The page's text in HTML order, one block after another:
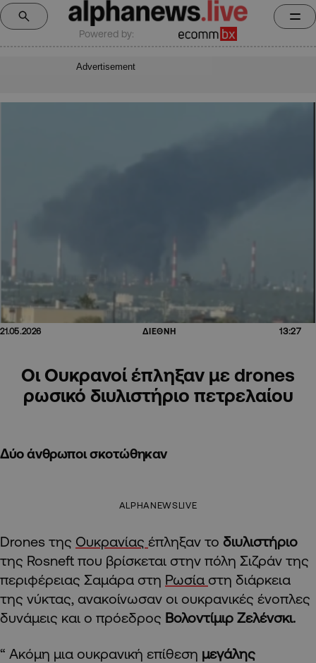
Powered by:
Advertisement
21.05.2026 ΔΙΕΘΝΗ 13:27
Οι Ουκρανοί έπληξαν με drones
ρωσικό διυλιστήριο πετρελαίου
Δύο άνθρωποι σκοτώθηκαν
ALPHANEWSLIVE
Drones της Ουκρανίας έπληξαν το διυλιστήριο
της Rosneft που βρίσκεται στην πόλη Σιζράν της
περιφέρειας Σαμάρα στη Ρωσία στη διάρκεια
της νύκτας, ανακοίνωσαν οι ουκρανικές ένοπλες
δυνάμεις και ο πρόεδρος Βολοντίμιρ Ζελένσκι.
“ Ακόμη μια ουκρανική επίθεση μεγάλης